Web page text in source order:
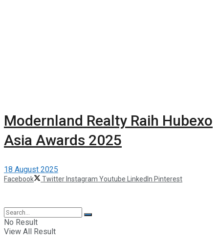
Modernland Realty Raih Hubexo
Asia Awards 2025
18 August 2025
Facebook Twitter Instagram Youtube LinkedIn Pinterest
No Result
View All Result